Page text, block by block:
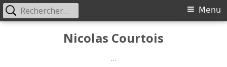
Nicolas Courtois
…
Menu
Menu
Rechercher :